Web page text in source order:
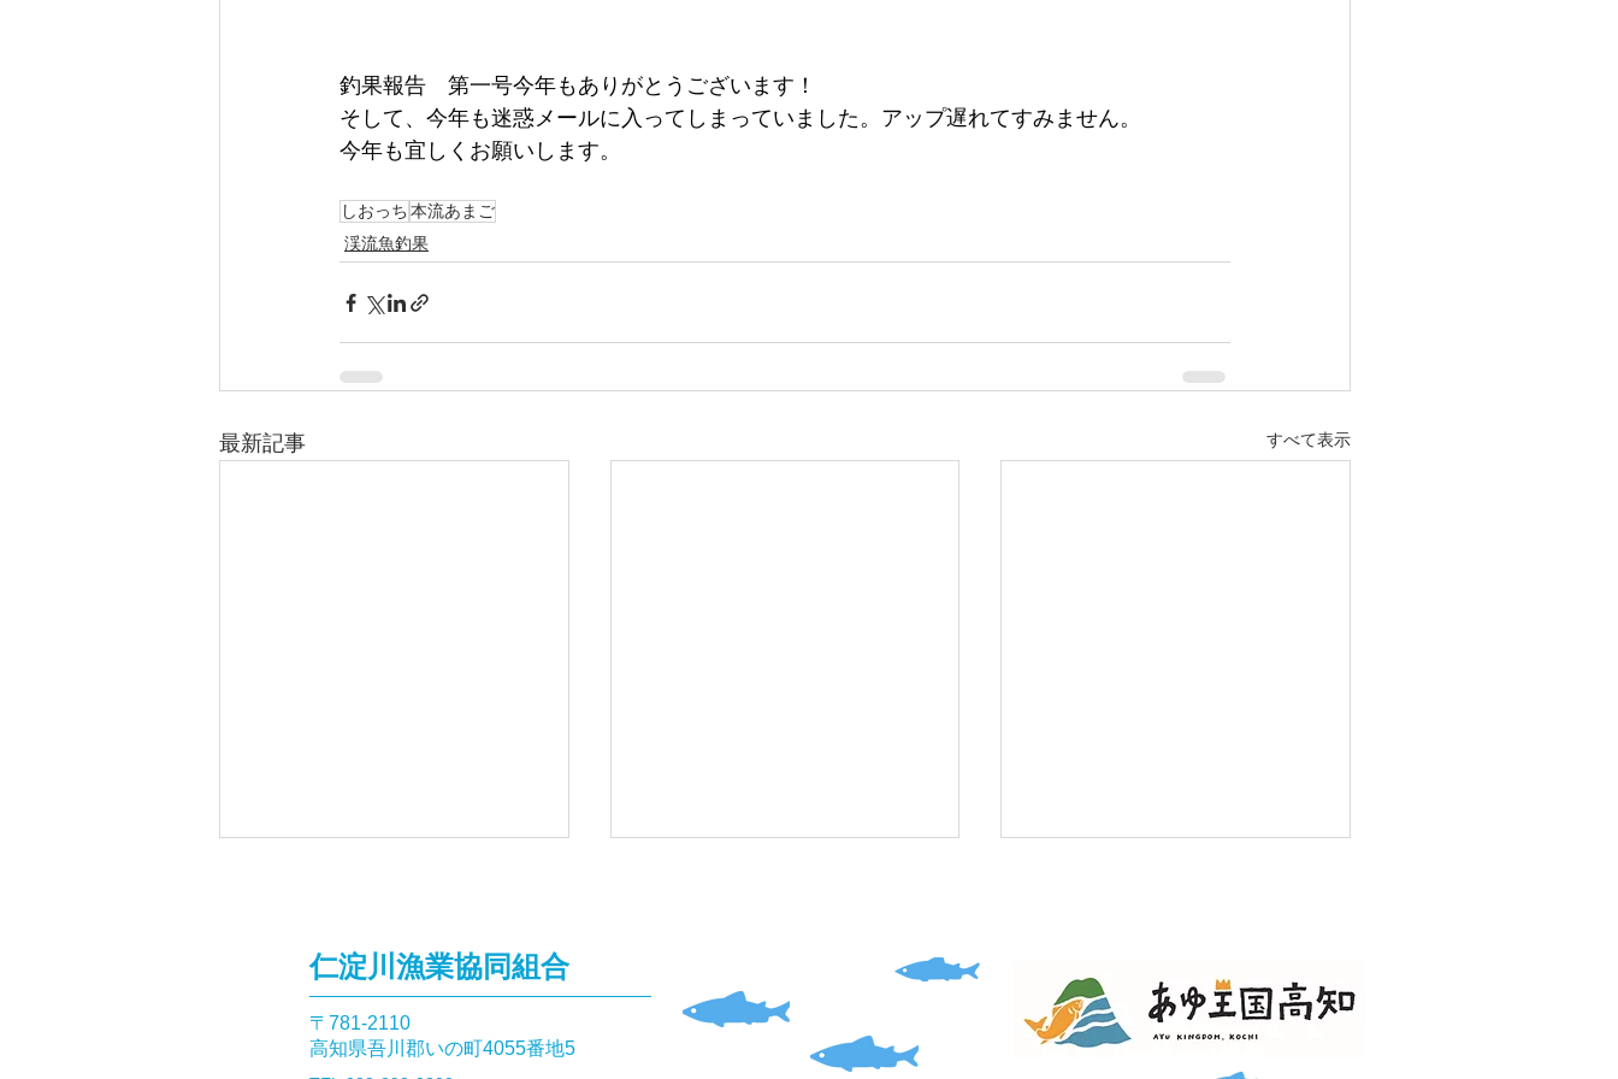
釣果報告　第一号今年もありがとうございます！
そして、今年も迷惑メールに入ってしまっていました。アップ遅れてすみません。
今年も宜しくお願いします。
しおっち本流あまご
渓流魚釣果
最新記事 すべて表示
釣果報告(あまご）🎣
釣果報告(本流あまご）🎣
釣果報告(あまご）🎣
仁淀川漁業協同組合
〒781-2110​
高知県吾川郡いの町4055番地5